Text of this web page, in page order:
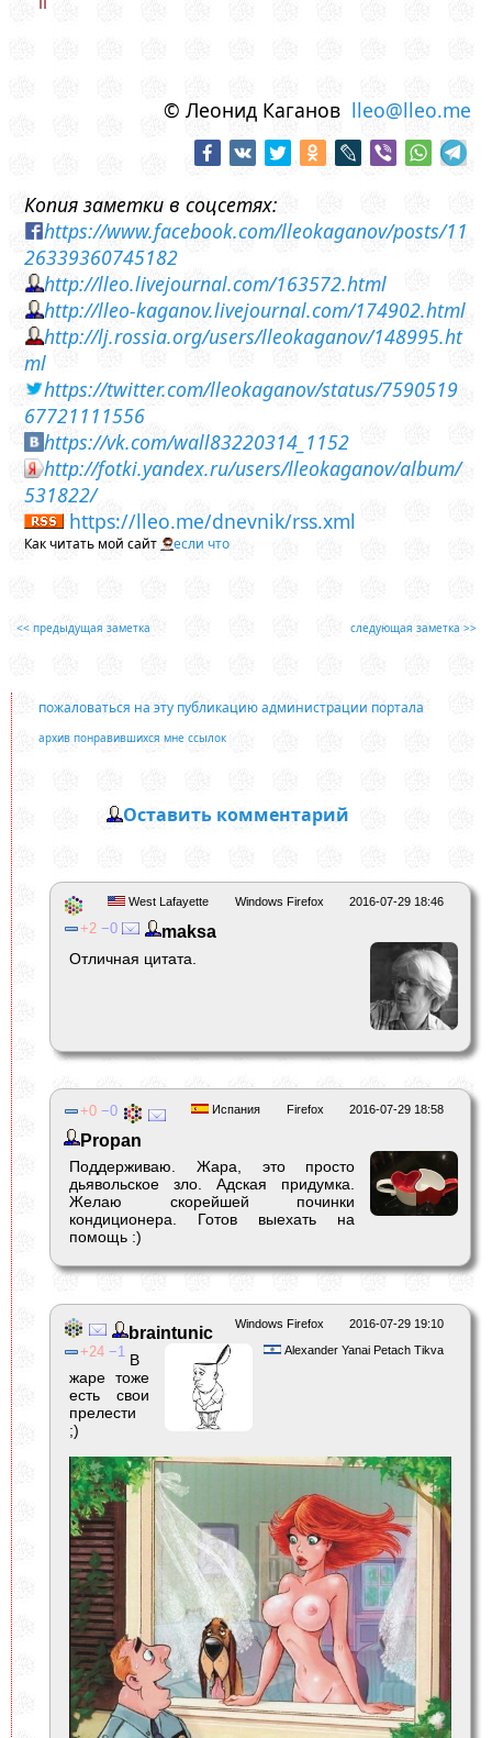
© Леонид Каганов lleo@lleo.me
Копия заметки в соцсетях:
https://www.facebook.com/lleokaganov/posts/11
26339360745182
http://lleo.livejournal.com/163572.html
http://lleo-kaganov.livejournal.com/174902.html
http://lj.rossia.org/users/lleokaganov/148995.ht
ml
https://twitter.com/lleokaganov/status/7590519
67721111556
https://vk.com/wall83220314_1152
http://fotki.yandex.ru/users/lleokaganov/album/
531822/
https://lleo.me/dnevnik/rss.xml
Как читать мой сайт если что
<< предыдущая заметка следующая заметка >>
пожаловаться на эту публикацию администрации портала
архив понравившихся мне ссылок
Оставить комментарий
2016-07-29 18:46
Windows Firefox
West Lafayette
2 0 maksa
Отличная цитата.
2016-07-29 18:58
Firefox
Испания
0 0
Propan
Поддерживаю. Жара, это просто
дьявольское зло. Адская придумка.
Желаю скорейшей починки
кондиционера. Готов выехать на
помощь :)
2016-07-29 19:10
Windows Firefox
Alexander Yanai Petach Tikva
24 1
braintunic
В
жаре тоже
есть свои
прелести
;)